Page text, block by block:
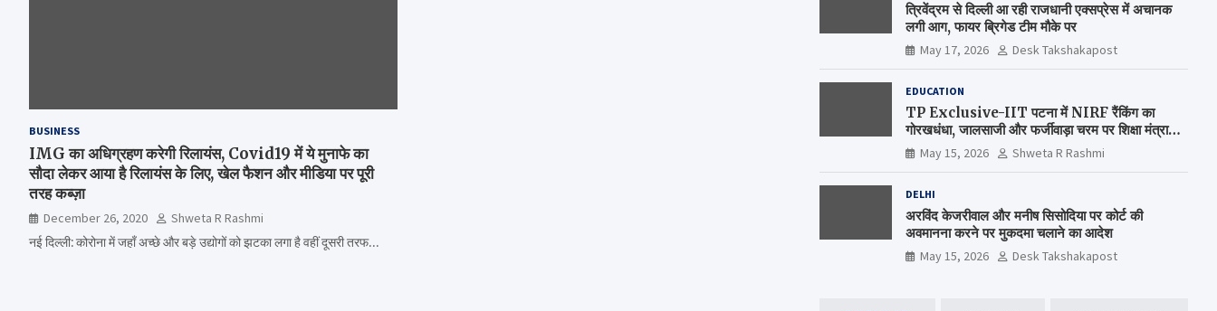
BUSINESS
IMG का अधिग्रहण करेगी रिलायंस, Covid19 में ये मुनाफे का
सौदा लेकर आया है रिलायंस के लिए, खेल फैशन और मीडिया पर पूरी
तरह कब्ज़ा
December 26, 2020
Shweta R Rashmi
नई दिल्ली: कोरोना में जहाँ अच्छे और बड़े उद्योगों को झटका लगा है वहीं दूसरी तरफ…
त्रिवेंद्रम से दिल्ली आ रही राजधानी एक्सप्रेस में अचानक
लगी आग, फायर ब्रिगेड टीम मौके पर
May 17, 2026 Desk Takshakapost
EDUCATION
TP Exclusive-IIT पटना में NIRF रैंकिंग का
गोरखधंधा, जालसाजी और फर्जीवाड़ा चरम पर शिक्षा मंत्रालय
कब जागेगा ?
May 15, 2026 Shweta R Rashmi
DELHI
अरविंद केजरीवाल और मनीष सिसोदिया पर कोर्ट की
अवमानना करने पर मुकदमा चलाने का आदेश
May 15, 2026 Desk Takshakapost